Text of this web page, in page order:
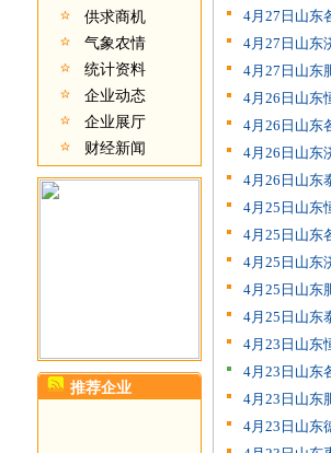
供求商机
气象农情
统计资料
企业动态
企业展厅
财经新闻
推荐企业
4月27日山东
4月27日山东
4月27日山东
4月26日山东
4月26日山东
4月26日山东
4月26日山东
4月25日山东
4月25日山东
4月25日山东
4月25日山东
4月25日山东
4月23日山东
4月23日山东
4月23日山东
4月23日山东